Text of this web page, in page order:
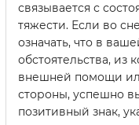
связывается с
тяжести. Если во
означать, что в
обстоятельства, из
внешней помощи
стороны, успешно
позитивный знак,